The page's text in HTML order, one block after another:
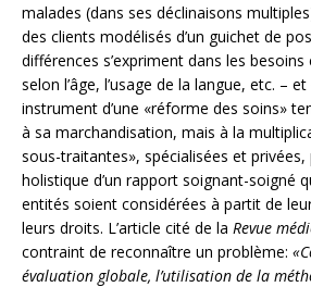
malades (dans ses déclinaisons
des clients modélisés d’un guichet de
différences s’expriment dans les
selon l’âge, l’usage de la langue, etc. –
instrument d’une «réforme des soins»
à sa marchandisation, mais à la
sous-traitantes», spécialisées et
holistique d’un rapport soignant-soigné
entités soient considérées à partit de
leurs droits. L’article cité de la Revue
contraint de reconnaître un problème: «
évaluation globale, l’utilisation de la